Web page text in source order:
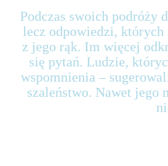
Podczas swoich podróży
lecz odpowiedzi, których
z jego rąk. Im więcej
się pytań. Ludzie,
wspomnienia –
szaleństwo. Nawet